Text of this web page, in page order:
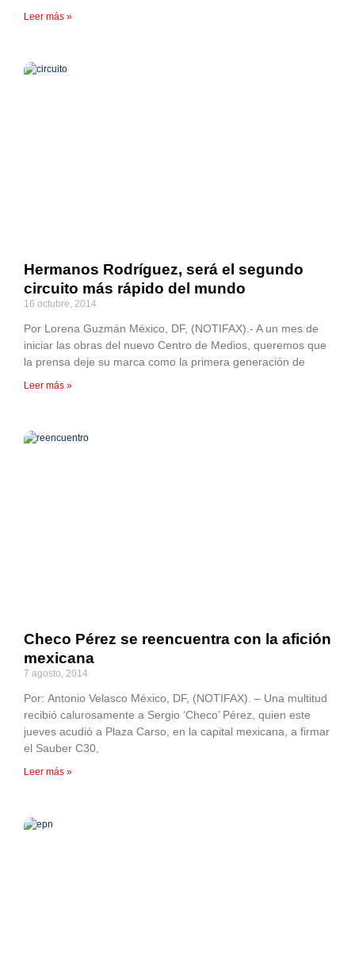
Leer más »
Hermanos Rodríguez, será el segundo
circuito más rápido del mundo
16 octubre, 2014
Por Lorena Guzmán México, DF, (NOTIFAX).- A un mes de
iniciar las obras del nuevo Centro de Medios, queremos que
la prensa deje su marca como la primera generación de
Leer más »
Checo Pérez se reencuentra con la afición
mexicana
7 agosto, 2014
Por: Antonio Velasco México, DF, (NOTIFAX). – Una multitud
recibió calurosamente a Sergio ‘Checo’ Pérez, quien este
jueves acudió a Plaza Carso, en la capital mexicana, a firmar
el Sauber C30,
Leer más »